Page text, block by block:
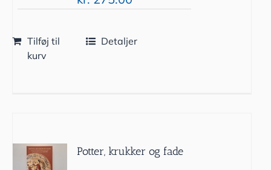
Tilføj til
kurv
Detaljer
Potter, krukker og fade